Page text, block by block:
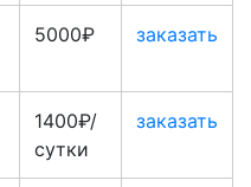
5000₽ заказать
1400₽/
сутки
заказать